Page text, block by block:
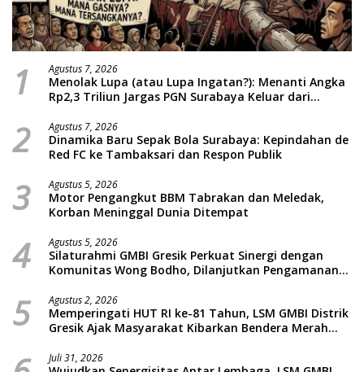
1 Agustus 7, 2026
Menolak Lupa (atau Lupa Ingatan?): Menanti Angka
Rp2,3 Triliun Jargas PGN Surabaya Keluar dari
2 Agustus 7, 2026
Dinamika Baru Sepak Bola Surabaya: Kepindahan de
Red FC ke Tambaksari dan Respon Publik
3 Agustus 5, 2026
Motor Pengangkut BBM Tabrakan dan Meledak,
Korban Meninggal Dunia Ditempat
4 Agustus 5, 2026
Silaturahmi GMBI Gresik Perkuat Sinergi dengan
Komunitas Wong Bodho, Dilanjutkan Pengamanan
Massal dan Santunan Anak Yatim
5 Agustus 2, 2026
Memperingati HUT RI ke-81 Tahun, LSM GMBI Distrik
Gresik Ajak Masyarakat Kibarkan Bendera Merah
Juli 31, 2026